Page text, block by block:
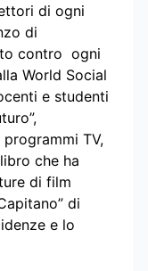
di ogni
di
contro ogni
World Social
e studenti
TV,
che ha
di film
di
e lo